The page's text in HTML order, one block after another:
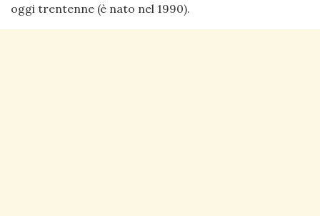
oggi trentenne (è nato nel 1990).